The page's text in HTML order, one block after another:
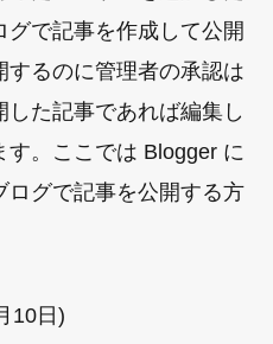
で記事を作成して公開
るのに管理者の承認は
た記事であれば編集し
す。ここでは Blogger に
ログで記事を公開する方
10日 )